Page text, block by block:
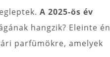
A 2025-ös év
hangzik? Eleinte én
parfümökre, amelyek